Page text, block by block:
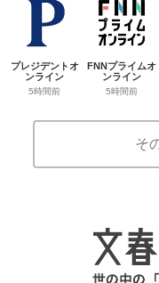
プレジデントオ
ンライン
5時間前
FNNプライムオ
ンライン
5時間前
そ